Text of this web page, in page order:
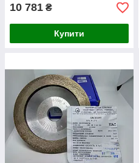
10 781 ₴
Купити